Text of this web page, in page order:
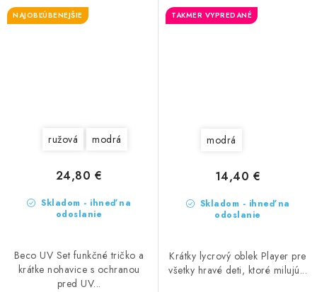
NAJOBĽÚBENEJŠIE
ružová modrá
Skladom - ihneď na
odoslanie
24,80 €
Beco UV Set funkčné tričko a
krátke nohavice s ochranou
pred UV...
TAKMER VYPREDANÉ
modrá
Skladom - ihneď na
odoslanie
14,40 €
Krátky lycrový oblek Player pre
všetky hravé deti, ktoré milujú...